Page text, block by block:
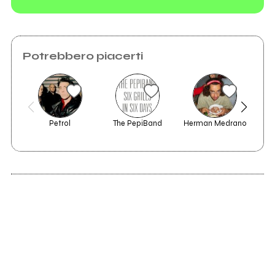
Chrysalis
Potrebbero piacerti
Petrol The PepiBand Herman Medrano